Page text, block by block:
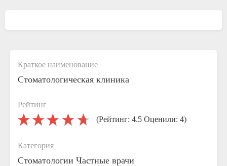
Краткое наименование
Стоматологическая клиника
Рейтинг
(Рейтинг: 4.5 Оценили: 4)
Категория
Стоматологии Частные врачи